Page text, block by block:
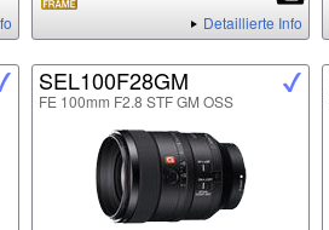
Detaillierte Info
SEL100F28GM
FE 100mm F2.8 STF GM OSS